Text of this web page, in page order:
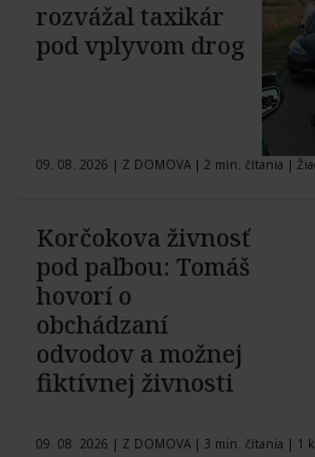
rozvážal taxikár
pod vplyvom drog
09. 08. 2026 | Z DOMOVA | 2 min. čítania |
Korčokova živnosť
pod paľbou: Tomáš
hovorí o
obchádzaní
odvodov a možnej
fiktívnej živnosti
09. 08. 2026 | Z DOMOVA | 3 min. čítania | 1